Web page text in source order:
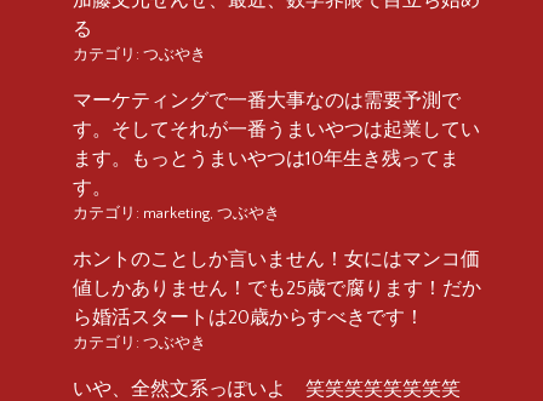
る
カテゴリ: つぶやき
マーケティングで一番大事なのは需要予測で
す。そしてそれが一番うまいやつは起業してい
ます。もっとうまいやつは10年生き残ってま
す。
カテゴリ: marketing, つぶやき
ホントのことしか言いません！女にはマンコ価
値しかありません！でも25歳で腐ります！だか
ら婚活スタートは20歳からすべきです！
カテゴリ: つぶやき
いや、全然文系っぽいよ 笑笑笑笑笑笑笑笑